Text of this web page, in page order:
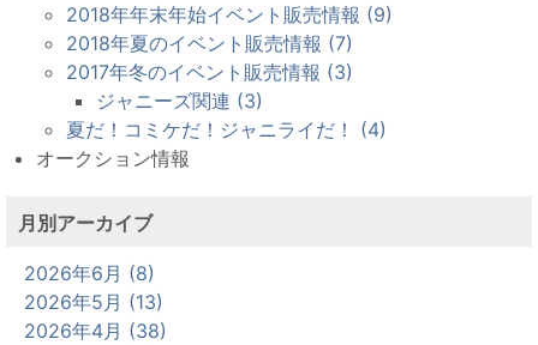
2018年年末年始イベント販売情報 (9)
2018年夏のイベント販売情報 (7)
2017年冬のイベント販売情報 (3)
ジャニーズ関連 (3)
夏だ！コミケだ！ジャニライだ！ (4)
オークション情報
月別アーカイブ
2026年6月 (8)
2026年5月 (13)
2026年4月 (38)